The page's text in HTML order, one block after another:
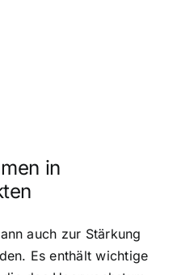
in
auch zur Stärkung
Es enthält wichtige